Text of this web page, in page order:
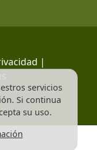
|
servicios
Si continua
su uso.